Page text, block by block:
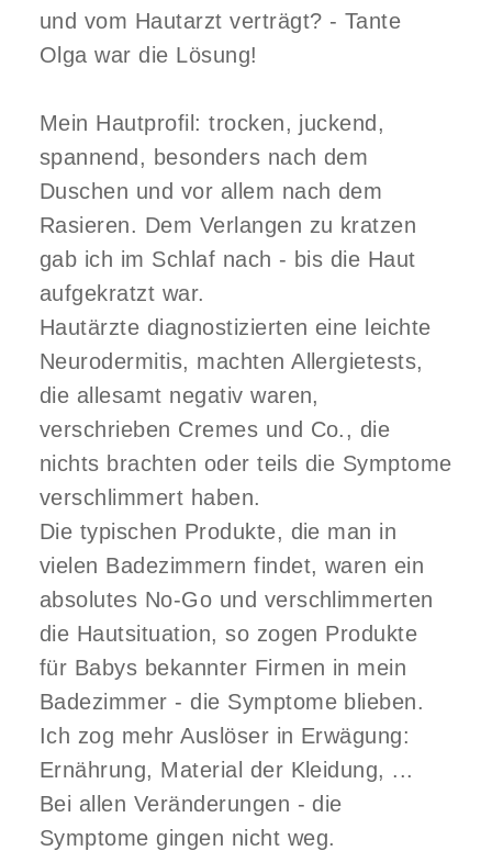
und vom Hautarzt verträgt? - Tante
Olga war die Lösung!
Mein Hautprofil: trocken, juckend,
spannend, besonders nach dem
Duschen und vor allem nach dem
Rasieren. Dem Verlangen zu kratzen
gab ich im Schlaf nach - bis die Haut
aufgekratzt war.
Hautärzte diagnostizierten eine leichte
Neurodermitis, machten Allergietests,
die allesamt negativ waren,
verschrieben Cremes und Co., die
nichts brachten oder teils die Symptome
verschlimmert haben.
Die typischen Produkte, die man in
vielen Badezimmern findet, waren ein
absolutes No-Go und verschlimmerten
die Hautsituation, so zogen Produkte
für Babys bekannter Firmen in mein
Badezimmer - die Symptome blieben.
Ich zog mehr Auslöser in Erwägung:
Ernährung, Material der Kleidung, ...
Bei allen Veränderungen - die
Symptome gingen nicht weg.